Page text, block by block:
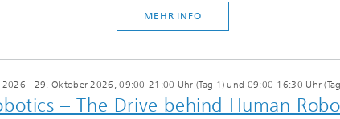
MEHR INFO
- 29. Oktober 2026, 09:00-21:00 Uhr (Tag 1) und 09:00-16:30 Uhr
– The Drive behind Human